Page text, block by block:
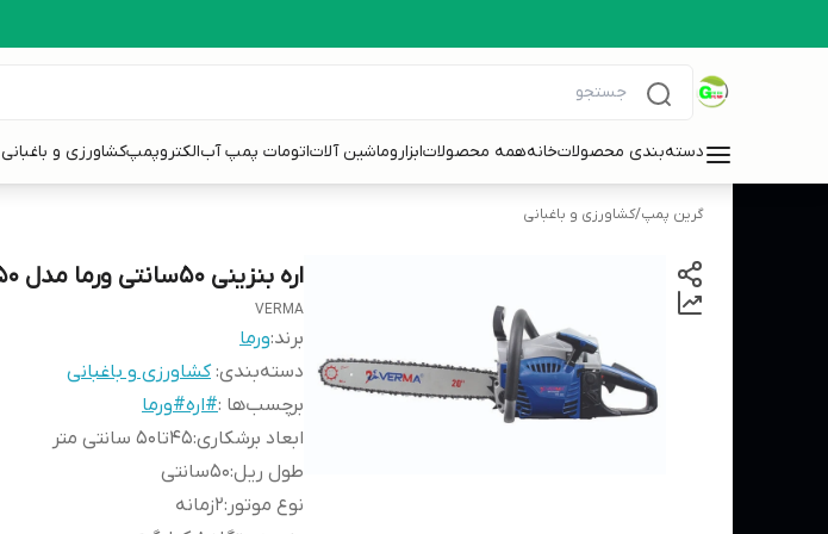
دسته‌بندی محصولاتخانههمه محصولاتابزاروماشین آلاتاتومات پمپ آبالکتروپمپکشاورزی و باغبانی
گرین پمپ/کشاورزی و باغبانی
اره بنزینی 50سانتی ورما مدل L127_50
VERMA
برند:ورما
دسته‌بندی:کشاورزی و باغبانی
برچسب‌ها :#اره#ورما
ابعاد برشکاری:45تا50 سانتی متر
طول ریل:50سانتی
نوع موتور :2زمانه